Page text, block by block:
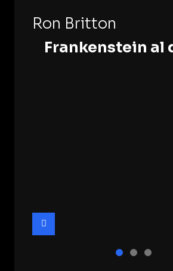
Ron Britton
Frankenstein al